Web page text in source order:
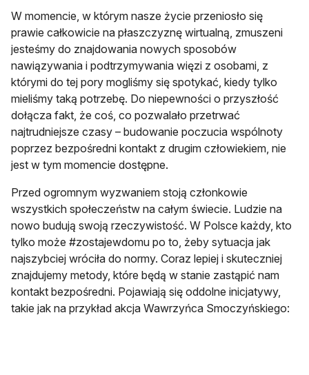
W momencie, w którym nasze życie przeniosło się
prawie całkowicie na płaszczyznę wirtualną, zmuszeni
jesteśmy do znajdowania nowych sposobów
nawiązywania i podtrzymywania więzi z osobami, z
którymi do tej pory mogliśmy się spotykać, kiedy tylko
mieliśmy taką potrzebę. Do niepewności o przyszłość
dołącza fakt, że coś, co pozwalało przetrwać
najtrudniejsze czasy – budowanie poczucia wspólnoty
poprzez bezpośredni kontakt z drugim człowiekiem, nie
jest w tym momencie dostępne.
Przed ogromnym wyzwaniem stoją członkowie
wszystkich społeczeństw na całym świecie. Ludzie na
nowo budują swoją rzeczywistość. W Polsce każdy, kto
tylko może #zostajewdomu po to, żeby sytuacja jak
najszybciej wróciła do normy. Coraz lepiej i skuteczniej
znajdujemy metody, które będą w stanie zastąpić nam
kontakt bezpośredni. Pojawiają się oddolne inicjatywy,
takie jak na przykład akcja Wawrzyńca Smoczyńskiego: